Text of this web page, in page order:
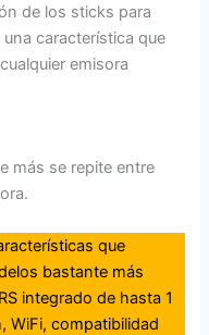
de los sticks para
característica que
emisora
más se repite entre
que
bastante más
integrado de hasta 1
WiFi, compatibilidad